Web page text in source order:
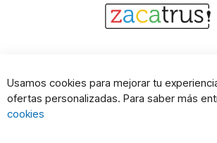
Usamos cookies para mejorar tu
ofertas personalizadas. Para saber más
cookies